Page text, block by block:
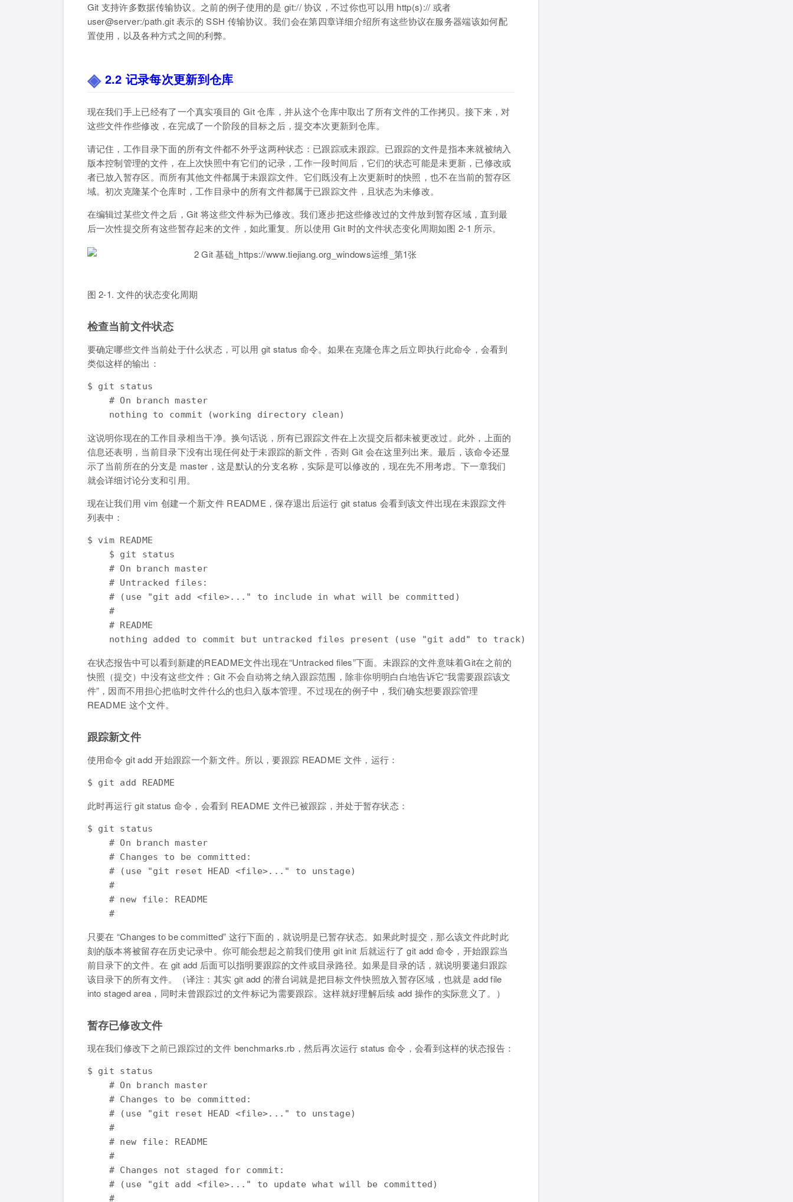
Git 支持许多数据传输协议。之前的例子使用的是 git:// 协议，不过你也可以用 http(s):// 或者
user@server:/path.git 表示的 SSH 传输协议。我们会在第四章详细介绍所有这些协议在服务器端该如何配
置使用，以及各种方式之间的利弊。
2.2 记录每次更新到仓库
现在我们手上已经有了一个真实项目的 Git 仓库，并从这个仓库中取出了所有文件的工作拷贝。接下来，对
这些文件作些修改，在完成了一个阶段的目标之后，提交本次更新到仓库。
请记住，工作目录下面的所有文件都不外乎这两种状态：已跟踪或未跟踪。已跟踪的文件是指本来就被纳入
版本控制管理的文件，在上次快照中有它们的记录，工作一段时间后，它们的状态可能是未更新，已修改或
者已放入暂存区。而所有其他文件都属于未跟踪文件。它们既没有上次更新时的快照，也不在当前的暂存区
域。初次克隆某个仓库时，工作目录中的所有文件都属于已跟踪文件，且状态为未修改。
在编辑过某些文件之后，Git 将这些文件标为已修改。我们逐步把这些修改过的文件放到暂存区域，直到最
后一次性提交所有这些暂存起来的文件，如此重复。所以使用 Git 时的文件状态变化周期如图 2-1 所示。
图 2-1. 文件的状态变化周期
检查当前文件状态
要确定哪些文件当前处于什么状态，可以用 git status 命令。如果在克隆仓库之后立即执行此命令，会看到
类似这样的输出：
$ git status
    # On branch master
    nothing to commit (working directory clean)
这说明你现在的工作目录相当干净。换句话说，所有已跟踪文件在上次提交后都未被更改过。此外，上面的
信息还表明，当前目录下没有出现任何处于未跟踪的新文件，否则 Git 会在这里列出来。最后，该命令还显
示了当前所在的分支是 master，这是默认的分支名称，实际是可以修改的，现在先不用考虑。下一章我们
就会详细讨论分支和引用。
现在让我们用 vim 创建一个新文件 README，保存退出后运行 git status 会看到该文件出现在未跟踪文件
列表中：
$ vim README
    $ git status
    # On branch master
    # Untracked files:
    # (use "git add <file>..." to include in what will be committed)
    #
    # README
    nothing added to commit but untracked files present (use "git add" to track)
在状态报告中可以看到新建的README文件出现在“Untracked files”下面。未跟踪的文件意味着Git在之前的
快照（提交）中没有这些文件；Git 不会自动将之纳入跟踪范围，除非你明明白白地告诉它“我需要跟踪该文
件”，因而不用担心把临时文件什么的也归入版本管理。不过现在的例子中，我们确实想要跟踪管理
README 这个文件。
跟踪新文件
使用命令 git add 开始跟踪一个新文件。所以，要跟踪 README 文件，运行：
$ git add README
此时再运行 git status 命令，会看到 README 文件已被跟踪，并处于暂存状态：
$ git status
    # On branch master
    # Changes to be committed:
    # (use "git reset HEAD <file>..." to unstage)
    #
    # new file: README
    #
只要在 “Changes to be committed” 这行下面的，就说明是已暂存状态。如果此时提交，那么该文件此时此
刻的版本将被留存在历史记录中。你可能会想起之前我们使用 git init 后就运行了 git add 命令，开始跟踪当
前目录下的文件。在 git add 后面可以指明要跟踪的文件或目录路径。如果是目录的话，就说明要递归跟踪
该目录下的所有文件。（译注：其实 git add 的潜台词就是把目标文件快照放入暂存区域，也就是 add file
into staged area，同时未曾跟踪过的文件标记为需要跟踪。这样就好理解后续 add 操作的实际意义了。）
暂存已修改文件
现在我们修改下之前已跟踪过的文件 benchmarks.rb，然后再次运行 status 命令，会看到这样的状态报告：
$ git status
    # On branch master
    # Changes to be committed:
    # (use "git reset HEAD <file>..." to unstage)
    #
    # new file: README
    #
    # Changes not staged for commit:
    # (use "git add <file>..." to update what will be committed)
    #